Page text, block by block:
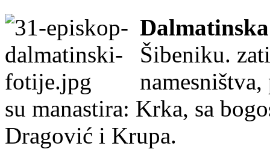
Šibeniku.
su manastira: Krka, sa
Dragović i Krupa.